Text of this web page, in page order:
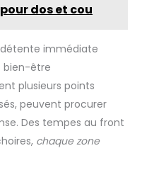
dos et cou
détente immédiate
bien-être
plusieurs points
peuvent procurer
Des tempes au front
chaque zone